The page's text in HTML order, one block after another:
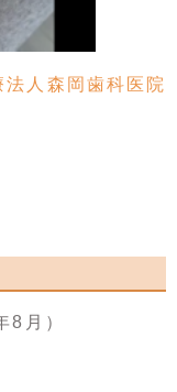
法人森岡歯科医院
月）